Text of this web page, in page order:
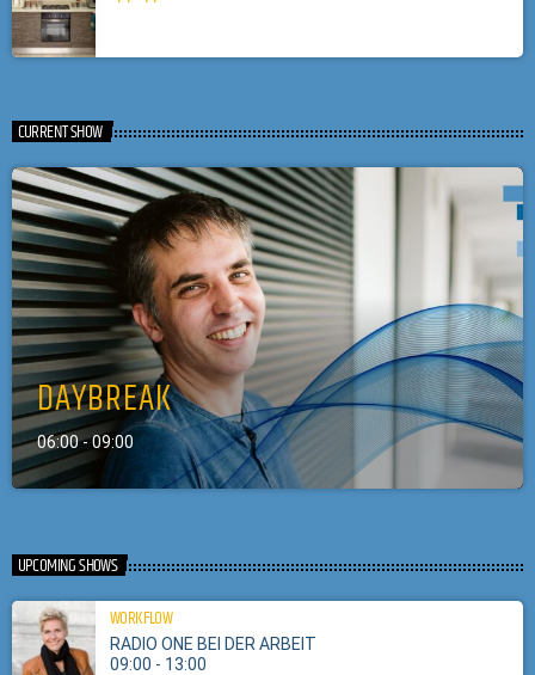
CURRENT SHOW
DAYBREAK
06:00 - 09:00
UPCOMING SHOWS
WORKFLOW
RADIO ONE BEI DER ARBEIT
09:00 - 13:00